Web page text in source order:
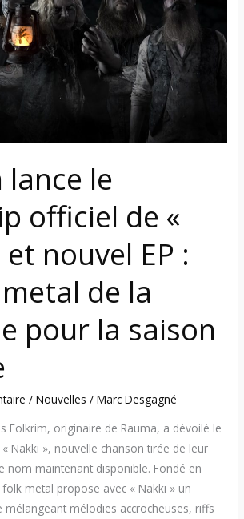
lance le
officiel de «
nouvel EP :
de la
pour la saison
/Nouvelles /Marc Desgagné
Folkrim, originaire de Rauma, a dévoilé le
Näkki », nouvelle chanson tirée de leur
nom maintenant disponible. Fondé en
metal propose avec « Näkki » un
mélangeant mélodies accrocheuses, riffs